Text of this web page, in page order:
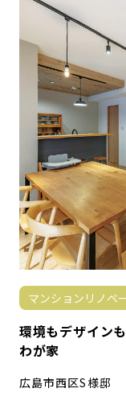
マンションリノベ
環境もデザイン
わが家
広島市西区S様邸